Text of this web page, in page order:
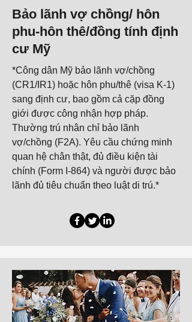
Bảo lãnh vợ chồng/ hôn
phu-hôn thê/đồng tính định
cư Mỹ
*Công dân Mỹ bảo lãnh vợ/chồng
(CR1/IR1) hoặc hôn phu/thê (visa K-1)
sang định cư, bao gồm cả cặp đồng
giới được công nhận hợp pháp.
Thường trú nhân chỉ bảo lãnh
vợ/chồng (F2A). Yêu cầu chứng minh
quan hệ chân thật, đủ điều kiện tài
chính (Form I-864) và người được bảo
lãnh đủ tiêu chuẩn theo luật di trú.*